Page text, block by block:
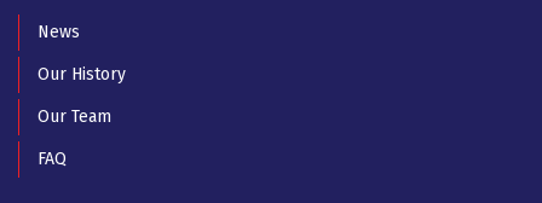
News
Our History
Our Team
FAQ